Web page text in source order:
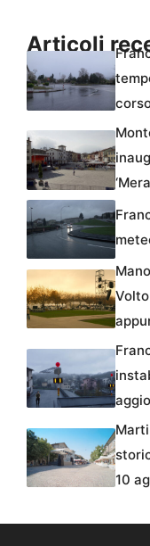
Articoli
10